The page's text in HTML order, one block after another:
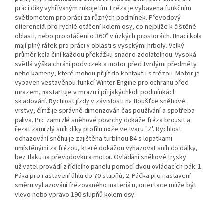
práci díky vyhřívaným rukojetím. Fréza je vybavena funkčním
světlometem pro práci za různých podmínek. Převodový
diferenciál pro rychlé otáčení kolem osy, co nejblíže k čištěné
oblasti, nebo pro otáčení o 360° v úzkých prostorách. Hnací kola
mají plný ráfek pro práci v oblasti s vysokými hrboly. Velký
průměr kola činí každou překážku snadno zdolatelnou. Vysoká
světlá výška chrání podvozek a motor před tvrdými předměty
nebo kameny, které mohou přijít do kontaktu s frézou. Motor je
vybaven vestavěnou funkcí Winter Engine pro ochranu před
mrazem, nastartuje v mrazu i při jakýchkoli podmínkách
skladování. Rychlost jízdy v závislosti na tloušťce sněhové
vrstvy, čímž je správně dimenzován čas používání a spotřeba
paliva. Pro zamrzlé sněhové povrchy dokáže fréza brousit a
řezat zamrzlý sníh díky profilu nože ve tvaru "Z". Rychlost
odhazování sněhu je zajištěna turbínou B4 s lopatkami
umístěnými za frézou, které dokážou vyhazovat sníh do dálky,
bez tlaku na převodovku a motor. Ovládání sněhové trysky
uživatel provádí z řídícího panelu pomocí dvou ovládacích pák: 1.
Páka pro nastavení úhlu do 70 stupňů, 2. Páčka pro nastavení
směru vyhazování frézovaného materiálu, orientace může být
vlevo nebo vpravo 190 stupňů kolem osy.